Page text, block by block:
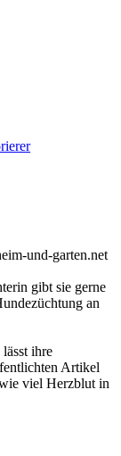
und-garten.net
gibt sie gerne
an
ihre
Artikel
viel Herzblut in